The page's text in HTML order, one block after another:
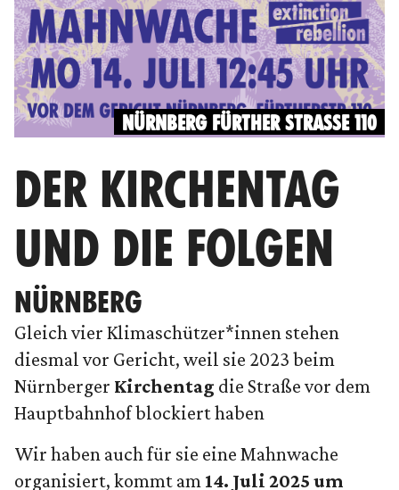
NÜRNBERG FÜRTHER STRASSE 110
DER KIRCHENTAG
UND DIE FOLGEN
NÜRNBERG
Gleich vier Klimaschützer*innen stehen
diesmal vor Gericht, weil sie 2023 beim
Nürnberger Kirchentag die Straße vor dem
Hauptbahnhof blockiert haben
Wir haben auch für sie eine Mahnwache
organisiert, kommt am 14. Juli 2025 um